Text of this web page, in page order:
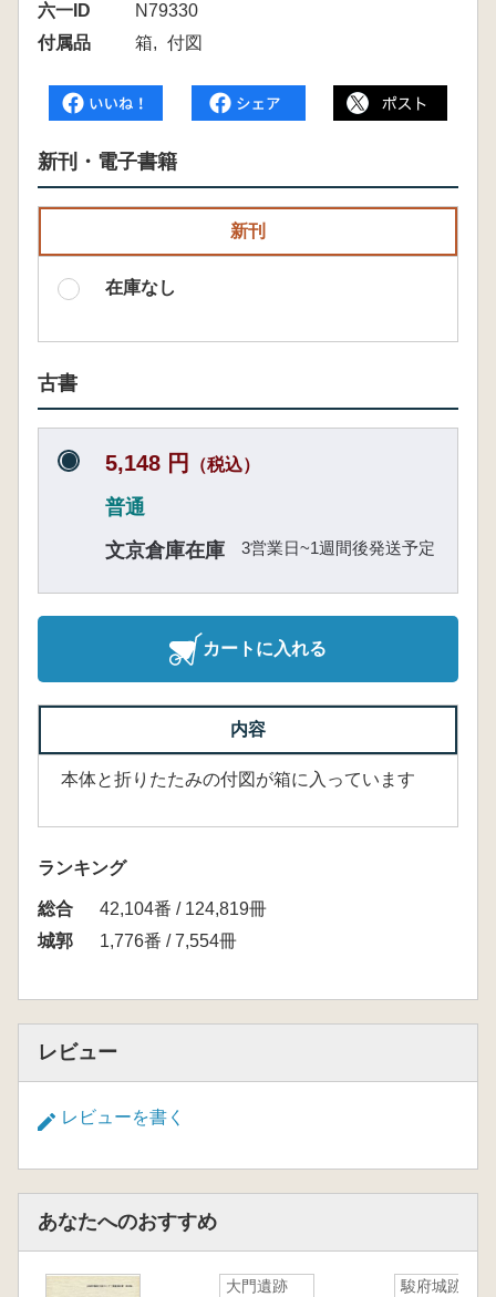
六一ID
N79330
付属品
箱 付図
新刊・電子書籍
新刊
在庫なし
古書
5,148 円 （税込）
普通
文京倉庫在庫
3営業日~1週間後発送予定
カートに入れる
内容
本体と折りたたみの付図が箱に入っています
ランキング
総合
42,104番 / 124,819冊
城郭
1,776番 / 7,554冊
レビュー
レビューを書く
あなたへのおすすめ
大門遺跡
駿府城跡